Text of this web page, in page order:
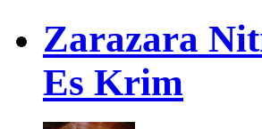
Zarazara
Es Krim